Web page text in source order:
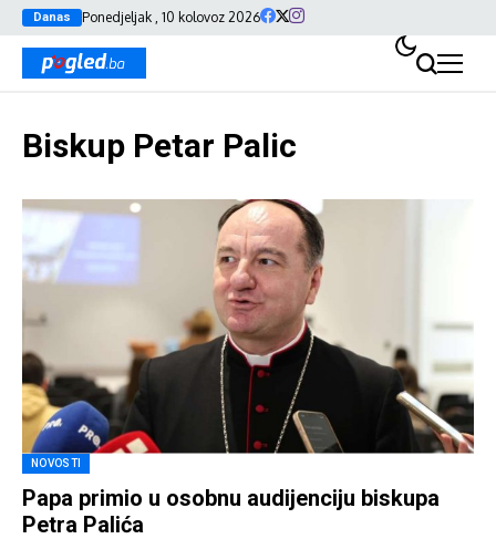
Danas Ponedjeljak , 10 kolovoz 2026
Biskup Petar Palic
NOVOSTI
Papa primio u osobnu audijenciju biskupa
Petra Palića